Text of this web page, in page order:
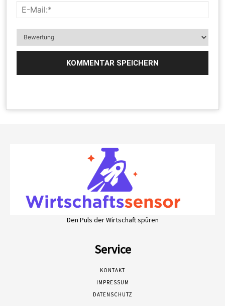
Den Puls der Wirtschaft spüren
Service
KONTAKT
IMPRESSUM
DATENSCHUTZ